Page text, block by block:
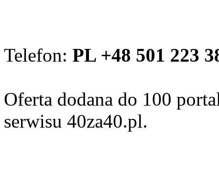
Telefon: PL +48 501 223
Oferta dodana do 100
serwisu 40za40.pl.